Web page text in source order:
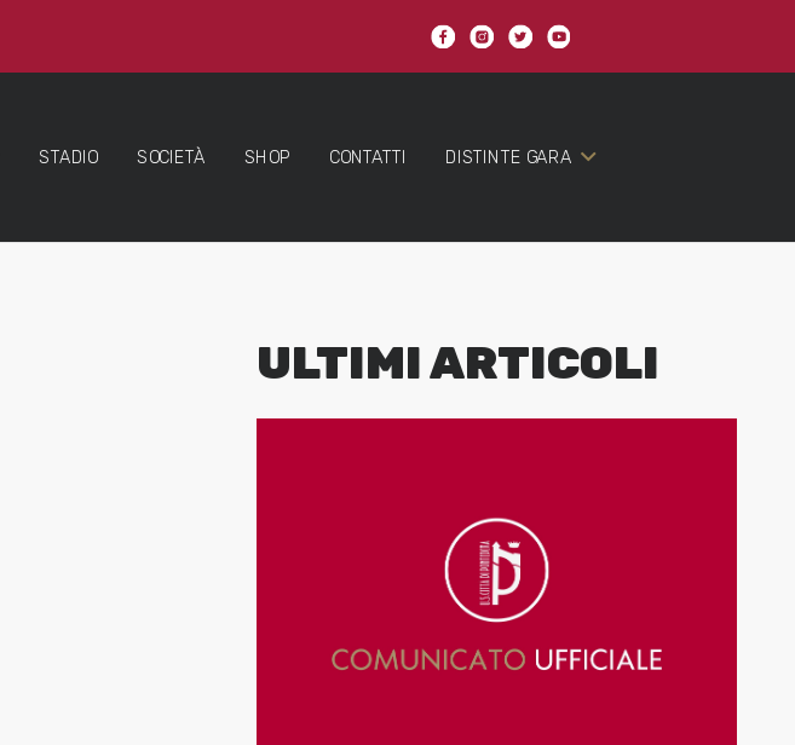
STADIO SOCIETÀ SHOP CONTATTI DISTINTE GARA
ULTIMI ARTICOLI